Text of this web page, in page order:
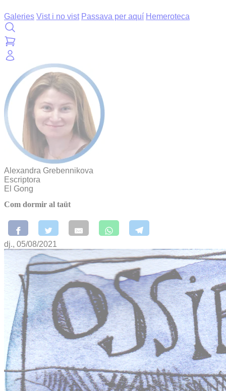
Galeries Vist i no vist Passava per aquí Hemeroteca
Alexandra Grebennikova
Escriptora
El Gong
Com dormir al taüt
dj., 05/08/2021